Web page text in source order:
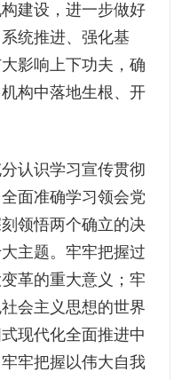
建设，进一步做好
统推进、强化基
影响上下功夫，确
构中落地生根、开
认识学习宣传贯彻
面准确学习领会党
领悟两个确立的决
主题。牢牢把握过
革的重大意义；牢
会主义思想的世界
现代化全面推进中
牢把握以伟大自我